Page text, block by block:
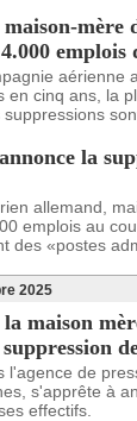
mère
emplois
aérienne
en cinq ans, la
la
allemand,
emplois au
des «postes
2025
maison
l'agence de
s'apprête à
effectifs.